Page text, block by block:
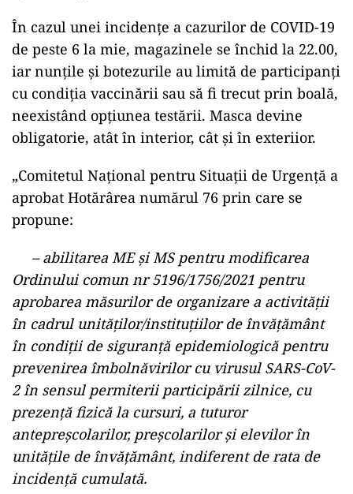
În cazul unei incidenţe a cazurilor de COVID-19
de peste 6 la mie, magazinele se închid la 22.00,
iar nunţile şi botezurile au limită de participanţi
cu condiţia vaccinării sau să fi trecut prin boală,
neexistând opţiunea testării. Masca devine
obligatorie, atât în interior, cât şi în exteriior.
ad
„Comitetul Național pentru Situații de Urgență a
aprobat Hotărârea numărul 76 prin care se
propune:
– abilitarea ME și MS pentru modificarea